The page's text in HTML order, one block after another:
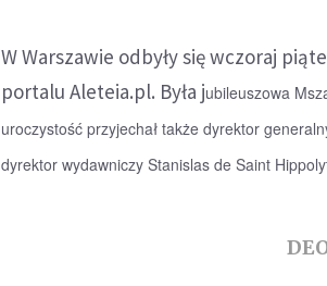
W Warszawie odbyły się wczoraj
portalu Aleteia.pl. Była jubileuszowa
uroczystość przyjechał także dyrektor
dyrektor wydawniczy Stanislas de Saint